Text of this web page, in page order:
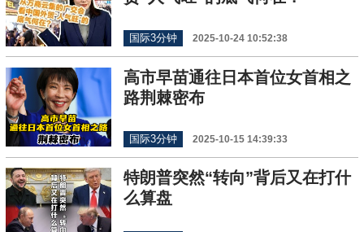
国际3分钟 2025-10-24 10:52:38
高市早苗通往日本首位女首相之
路荆棘密布
国际3分钟 2025-10-15 14:39:33
特朗普突然“转向”背后又在打什
么算盘